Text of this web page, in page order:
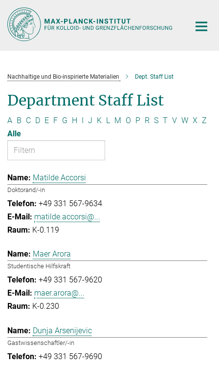
Hauptinhalt
Nachhaltige und Bio-inspirierte Materialien Dept. Staff List
Department Staff List
A B C D E F G H I J K L M O P R S T V W X Z
Alle
Matilde Accorsi
Doktorand/-in
+49 331 567-9634
matilde.accorsi@...
K-0.119
Maer Arora
Studentische Hilfskraft
+49 331 567-9620
maer.arora@...
K-0.230
Dunja Arsenijevic
Gastwissenschaftler/-in
+49 331 567-9690